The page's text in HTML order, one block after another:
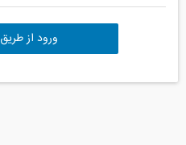
ورود از طریق Linkedin